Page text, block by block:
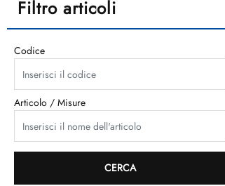
Filtro articoli
Codice
Articolo / Misure